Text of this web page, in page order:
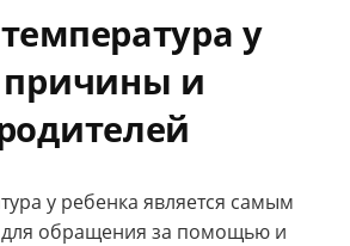
у
причины и
у ребенка является самым
обращения за помощью и